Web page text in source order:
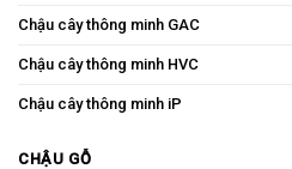
Chậu cây thông minh GAC
Chậu cây thông minh HVC
Chậu cây thông minh iP
CHẬU GỖ